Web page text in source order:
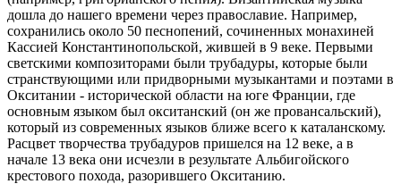
дошла до нашего времени через православие. Например,
сохранились около 50 песнопений, сочиненных монахиней
Кассией Константинопольской, жившей в 9 веке. Первыми
светскими композиторами были трубадуры, которые были
странствующими или придворными музыкантами и поэтами в
Окситании - исторической области на юге Франции, где
основным языком был окситанский (он же провансальский),
который из современных языков ближе всего к каталанскому.
Расцвет творчества трубадуров пришелся на 12 веке, а в
начале 13 века они исчезли в результате Альбигойского
крестового похода, разорившего Окситанию.